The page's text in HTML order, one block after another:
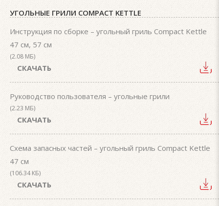
УГОЛЬНЫЕ ГРИЛИ COMPACT KETTLE
Инструкция по сборке – угольный гриль Compact Kettle
47 см, 57 см
(2.08 МБ)
СКАЧАТЬ
Руководство пользователя – угольные грили
(2.23 МБ)
СКАЧАТЬ
Схема запасных частей – угольный гриль Compact Kettle
47 см
(106.34 КБ)
СКАЧАТЬ